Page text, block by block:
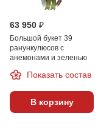
63 950 ₽
Большой букет 39
ранункулюсов с
анемонами и зеленью
Показать состав
В корзину